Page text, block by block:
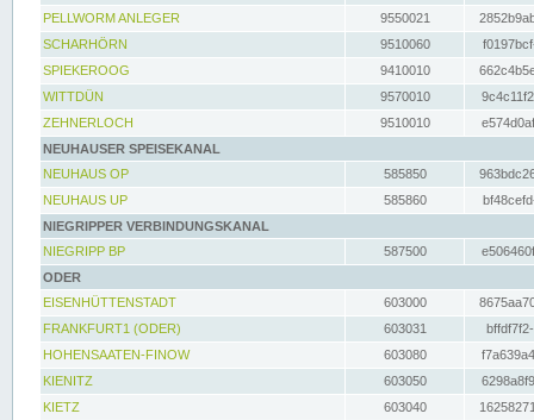
PELLWORM ANLEGER
9550021
SCHARHÖRN
9510060
SPIEKEROOG
9410010
WITTDÜN
9570010
ZEHNERLOCH
9510010
NEUHAUSER SPEISEKANAL
NEUHAUS OP
585850
NEUHAUS UP
585860
NIEGRIPPER VERBINDUNGSKANAL
NIEGRIPP BP
587500
ODER
EISENHÜTTENSTADT
603000
FRANKFURT1 (ODER)
603031
HOHENSAATEN-FINOW
603080
KIENITZ
603050
KIETZ
603040